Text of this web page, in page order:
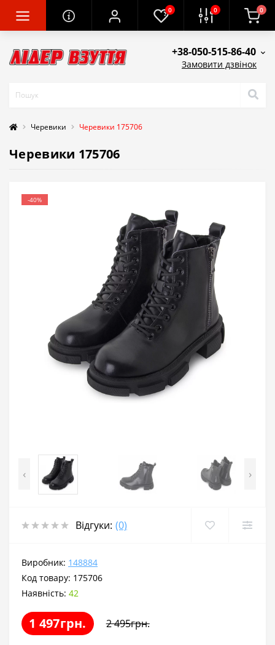
0 0 0
+38-050-515-86-40
Замовити дзвінок
Черевики Черевики 175706
Черевики 175706
-40%
‹ ›
Відгуки: (0)
Виробник: 148884
Код товару: 175706
Наявність: 42
1 497грн. 2 495грн.